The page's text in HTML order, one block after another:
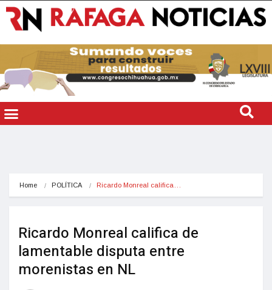
Home POLÍTICA Ricardo Monreal califica…
Ricardo Monreal califica de
lamentable disputa entre
morenistas en NL